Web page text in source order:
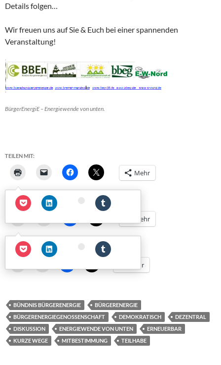
Details folgen…
Wir freuen uns auf Sie & Euch bei einer spannenden
Veranstaltung!
BürgerEnergiE – Energiewende von unten.
TEILEN MIT:
Mehr
TEILEN MIT:
Mehr
TEILEN MIT:
Mehr
BÜNDNIS BÜRGERENERGIE
BÜRGERENERGIE
BÜRGERENERGIEGENOSSENSCHAFT
DEMOKRATISCH
DEZENTRAL
DISKUSSION
ENERGIEWENDE VON UNTEN
ERNEUERBAR
KURZE WEGE
MITBESTIMMUNG TEILHABE